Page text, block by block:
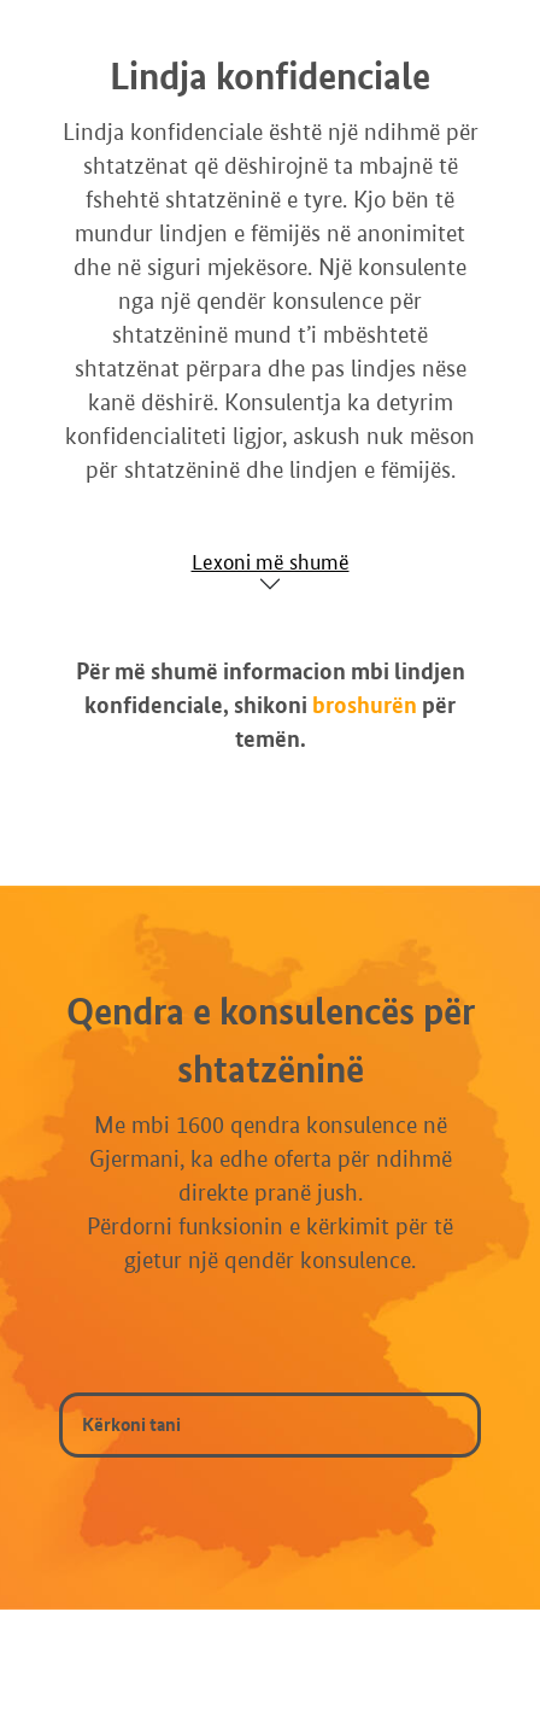
Lindja konfidenciale
Lindja konfidenciale është një ndihmë për
shtatzënat që dëshirojnë ta mbajnë të
fshehtë shtatzëninë e tyre. Kjo bën të
mundur lindjen e fëmijës në anonimitet
dhe në siguri mjekësore. Një konsulente
nga një qendër konsulence për
shtatzëninë mund t’i mbështetë
shtatzënat përpara dhe pas lindjes nëse
kanë dëshirë. Konsulentja ka detyrim
konfidencialiteti ligjor, askush nuk mëson
për shtatzëninë dhe lindjen e fëmijës.
Lexoni më shumë
Për më shumë informacion mbi lindjen
konfidenciale, shikoni broshurën për
temën.
Qendra e konsulencës për
shtatzëninë
Me mbi 1600 qendra konsulence në
Gjermani, ka edhe oferta për ndihmë
direkte pranë jush.
Përdorni funksionin e kërkimit për të
gjetur një qendër konsulence.